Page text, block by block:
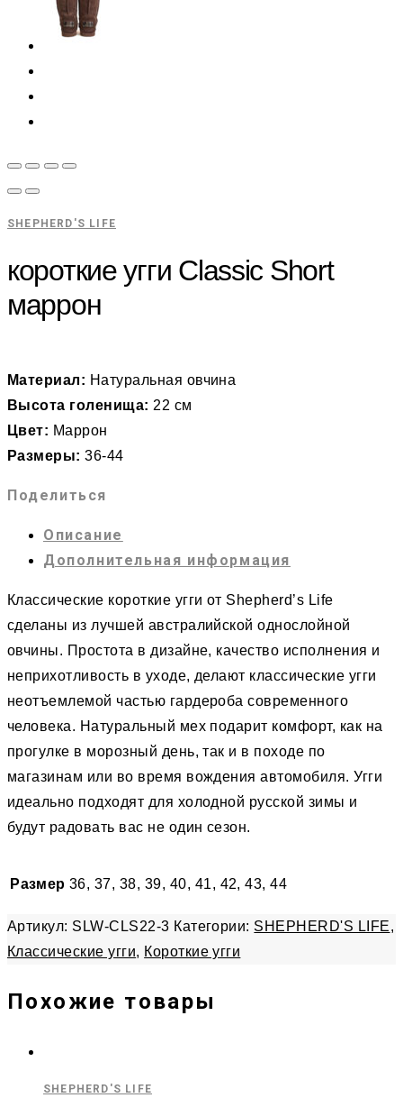
SHEPHERD'S LIFE
короткие угги Classic Short
маррон
Материал: Натуральная овчина
Высота голенища: 22 см
Цвет: Маррон
Размеры:36-44
Поделиться
Описание
Дополнительная информация
Классические короткие угги от Shepherd’s Life
сделаны из лучшей австралийской однослойной
овчины. Простота в дизайне, качество исполнения и
неприхотливость в уходе, делают классические угги
неотъемлемой частью гардероба современного
человека. Натуральный мех подарит комфорт, как на
прогулке в морозный день, так и в походе по
магазинам или во время вождения автомобиля. Угги
идеально подходят для холодной русской зимы и
будут радовать вас не один сезон.
Размер 36, 37, 38, 39, 40, 41, 42, 43, 44
Артикул: SLW-CLS22-3 Категории: SHEPHERD'S LIFE,
Классические угги, Короткие угги
Похожие товары
SHEPHERD'S LIFE